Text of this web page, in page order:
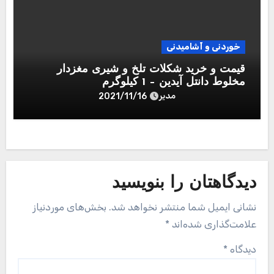
خوردنی و آشامیدنی
قیمت و خرید شکلات تلخ و شیری مغزدار
مخلوط دانتل آیدین – 1 کیلوگرم
مدیر 2021/11/16
دیدگاهتان را بنویسید
نشانی ایمیل شما منتشر نخواهد شد. بخش‌های موردنیاز
علامت‌گذاری شده‌اند *
دیدگاه *